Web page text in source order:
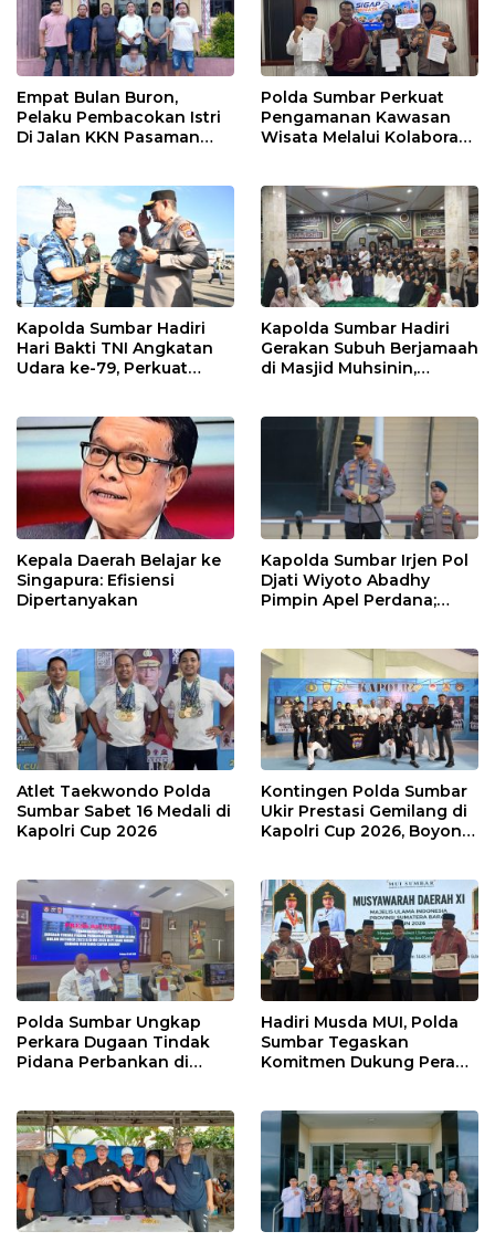
Empat Bulan Buron,
Pelaku Pembacokan Istri
Di Jalan KKN Pasaman
Pasbar Di Provinsi
Sumatera Utara
Polda Sumbar Perkuat
Pengamanan Kawasan
Wisata Melalui Kolaborasi
Kapolda Sumbar Hadiri
Hari Bakti TNI Angkatan
Udara ke-79, Perkuat
Kapolda Sumbar Hadiri
Gerakan Subuh Berjamaah
di Masjid Muhsinin,
Kepala Daerah Belajar ke
Singapura: Efisiensi
Dipertanyakan
Kapolda Sumbar Irjen Pol
Djati Wiyoto Abadhy
Pimpin Apel Perdana;
Atlet Taekwondo Polda
Sumbar Sabet 16 Medali di
Kapolri Cup 2026
Kontingen Polda Sumbar
Ukir Prestasi Gemilang di
Kapolri Cup 2026, Boyong
Polda Sumbar Ungkap
Perkara Dugaan Tindak
Pidana Perbankan di
3 Orang Ditetapkan
Tersangka
Hadiri Musda MUI, Polda
Sumbar Tegaskan
Komitmen Dukung Peran